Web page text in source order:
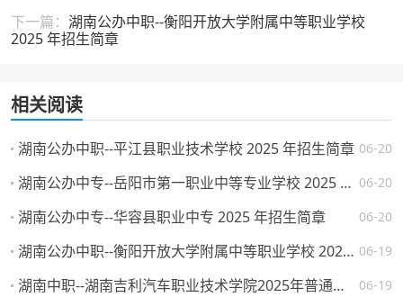
下一篇： 湖南公办中职--衡阳开放大学附属中等职业学校
2025 年招生简章
相关阅读
06-20
湖南公办中职--平江县职业技术学校 2025 年招生简章
06-20
湖南公办中专--岳阳市第一职业中等专业学校 2025 年招生简章
06-20
湖南公办中专--华容县职业中专 2025 年招生简章
06-19
湖南公办中职--衡阳开放大学附属中等职业学校 2025 年招生简章
06-19
湖南中职--湖南吉利汽车职业技术学院2025年普通高校招生章程